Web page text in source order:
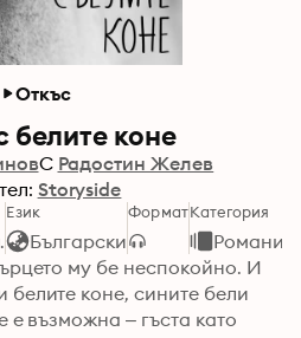
Откъс
коне
С Радостин Желев
Storyside
Език
Български
ФорматКатегория
Романи
му бе неспокойно. И
коне, сините бели
е възможна – гъста като